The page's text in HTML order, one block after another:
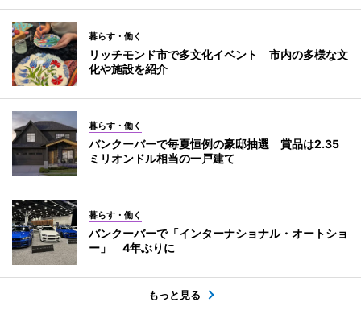
暮らす・働く
リッチモンド市で多文化イベント 市内の多様な文
化や施設を紹介
暮らす・働く
バンクーバーで毎夏恒例の豪邸抽選 賞品は2.35
ミリオンドル相当の一戸建て
暮らす・働く
バンクーバーで「インターナショナル・オートショ
ー」 4年ぶりに
もっと見る